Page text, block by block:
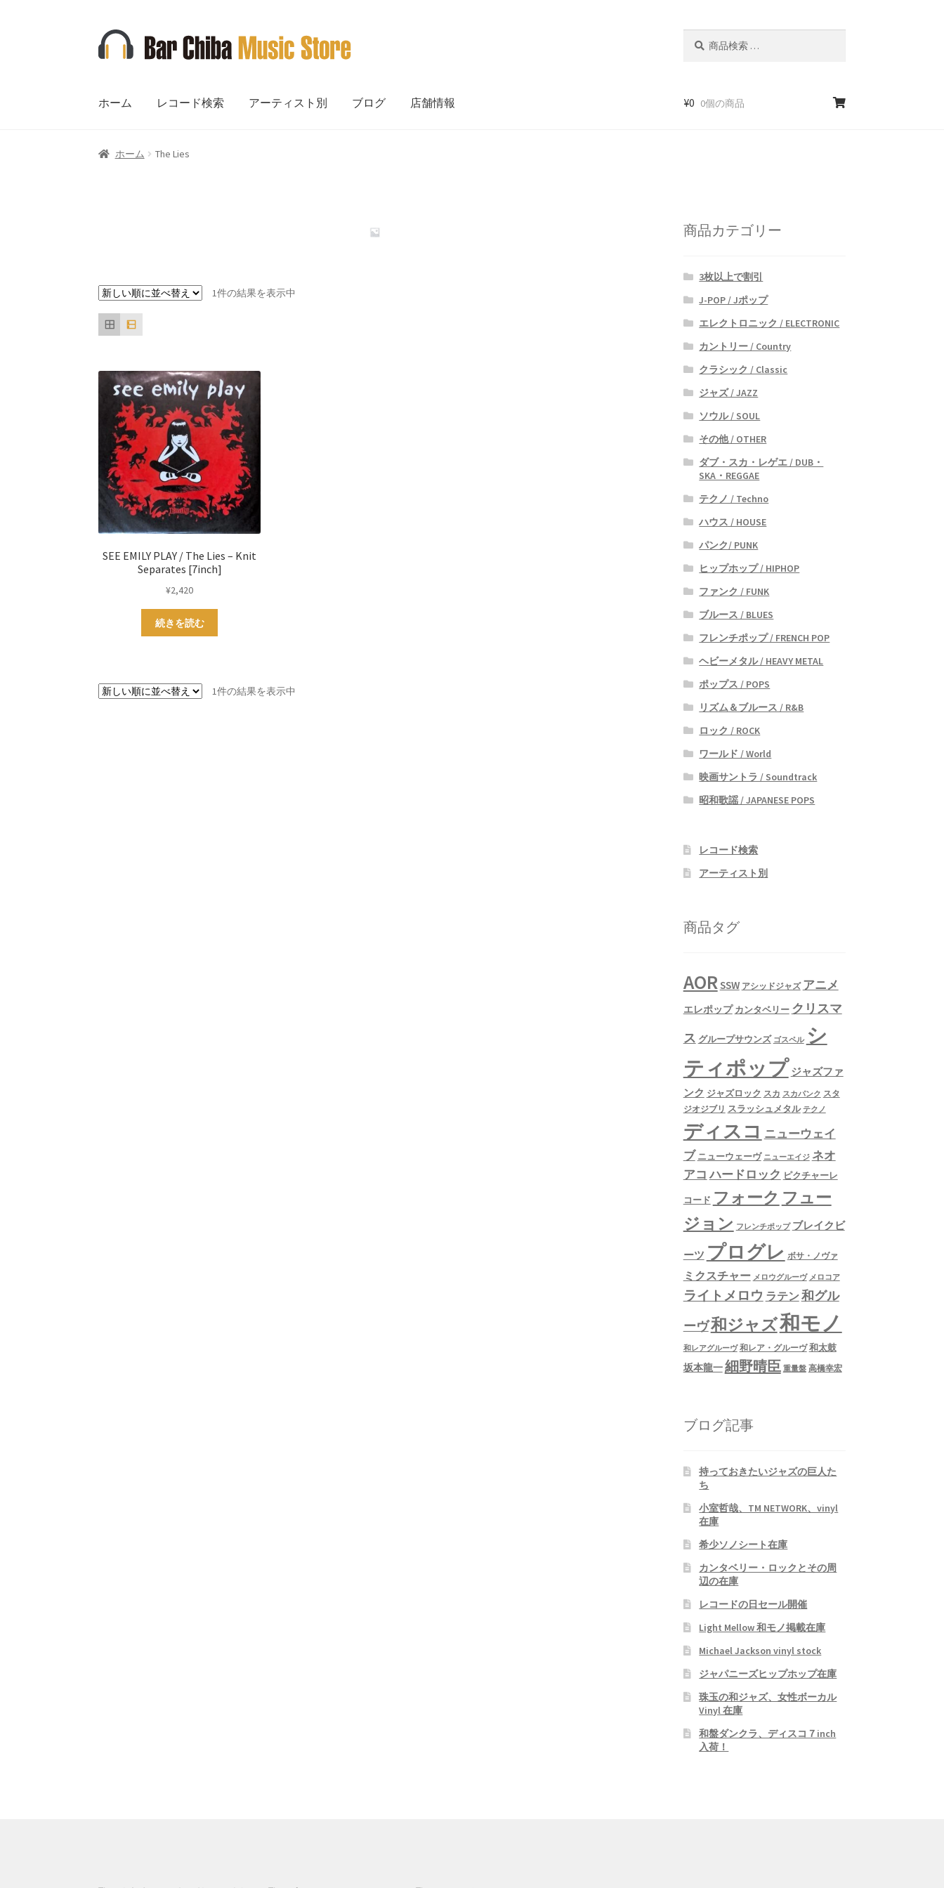
ナ
ビ
シ
へ
コ
ン
ツ
キ
ホーム レコード検索 アーティスト別 ブログ 店舗情報 ¥0 0個の商品
ホーム The Lies
1件の結果を表示中
SEE EMILY PLAY / The Lies – Knit
Separates [7inch]
¥2,420
続きを読む
1件の結果を表示中
商品カテゴリー
3枚以上で割引
J-POP / Jポップ
エレクトロニック / ELECTRONIC
カントリー / Country
クラシック / Classic
ジャズ / JAZZ
ソウル / SOUL
その他 / OTHER
ダブ・スカ・レゲエ / DUB・
SKA・REGGAE
テクノ / Techno
ハウス / HOUSE
パンク/ PUNK
ヒップホップ / HIPHOP
ファンク / FUNK
ブルース / BLUES
フレンチポップ / FRENCH POP
ヘビーメタル / HEAVY METAL
ポップス / POPS
リズム＆ブルース / R&B
ロック / ROCK
ワールド / World
映画サントラ / Soundtrack
昭和歌謡 / JAPANESE POPS
レコード検索
アーティスト別
商品タグ
AORSSW アシッドジャズ アニメ
エレポップ カンタベリー クリスマ
ス グループサウンズ ゴスペル シ
ティポップ ジャズファ
ンク ジャズロック スカ スカパンク スタ
ジオジブリ スラッシュメタル テクノ
ディスコ ニューウェイ
ブ ニューウェーヴ ニューエイジ ネオ
アコ ハードロック ピクチャーレ
コード フォーク フュー
ジョン フレンチポップ ブレイクビ
ーツ プログレ ボサ・ノヴァ
ミクスチャー メロウグルーヴ メロコア
ライトメロウ ラテン 和グル
ーヴ和ジャズ和モノ
和レアグルーヴ 和レア・グルーヴ 和太鼓
坂本龍一細野晴臣 重量盤 高橋幸宏
ブログ記事
持っておきたいジャズの巨人た
ち
小室哲哉、TM NETWORK、vinyl
在庫
希少ソノシート在庫
カンタベリー・ロックとその周
辺の在庫
レコードの日セール開催
Light Mellow 和モノ掲載在庫
Michael Jackson vinyl stock
ジャパニーズヒップホップ在庫
珠玉の和ジャズ、女性ボーカル
Vinyl 在庫
和盤ダンクラ、ディスコ７inch
入荷！